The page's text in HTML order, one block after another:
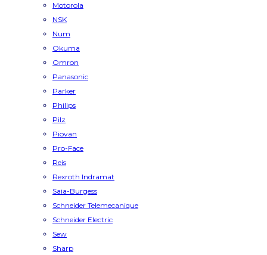
Motorola
NSK
Num
Okuma
Omron
Panasonic
Parker
Philips
Pilz
Piovan
Pro-Face
Reis
Rexroth Indramat
Saia-Burgess
Schneider Telemecanique
Schneider Electric
Sew
Sharp